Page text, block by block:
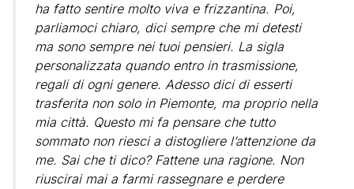
ha fatto sentire molto viva e frizzantina. Poi,
parliamoci chiaro, dici sempre che mi detesti
ma sono sempre nei tuoi pensieri. La sigla
personalizzata quando entro in trasmissione,
regali di ogni genere. Adesso dici di esserti
trasferita non solo in Piemonte, ma proprio nella
mia città. Questo mi fa pensare che tutto
sommato non riesci a distogliere l’attenzione da
me. Sai che ti dico? Fattene una ragione. Non
riuscirai mai a farmi rassegnare e perdere